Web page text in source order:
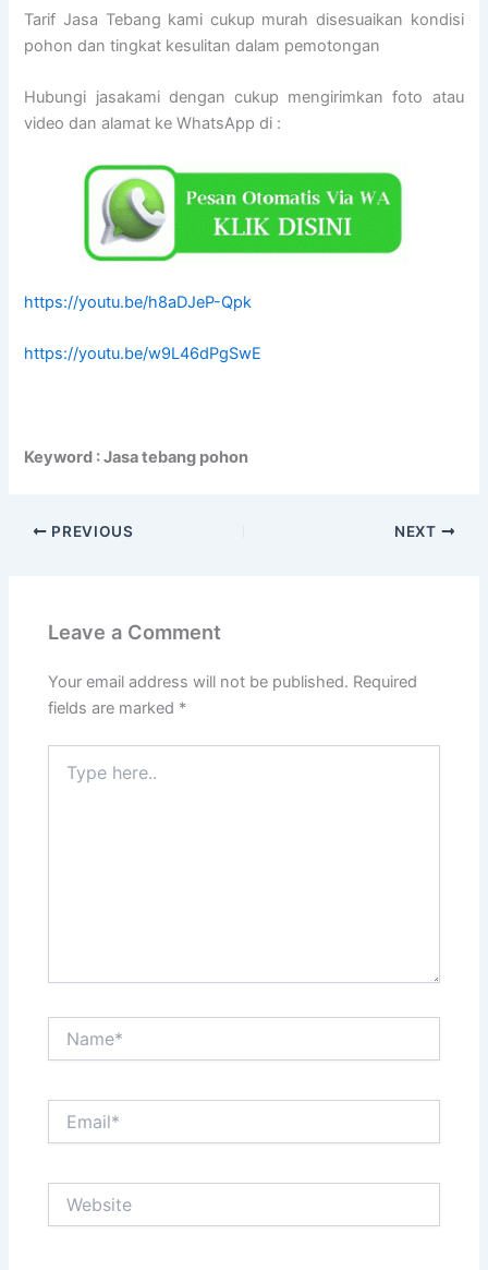
Tarif Jasa Tebang kami cukup murah disesuaikan kondisi
pohon dan tingkat kesulitan dalam pemotongan
Hubungi jasakami dengan cukup mengirimkan foto atau
video dan alamat ke WhatsApp di :
https://youtu.be/h8aDJeP-Qpk
https://youtu.be/w9L46dPgSwE
Keyword : Jasa tebang pohon
PREVIOUS NEXT
Leave a Comment
Your email address will not be published. Required
fields are marked *
here..